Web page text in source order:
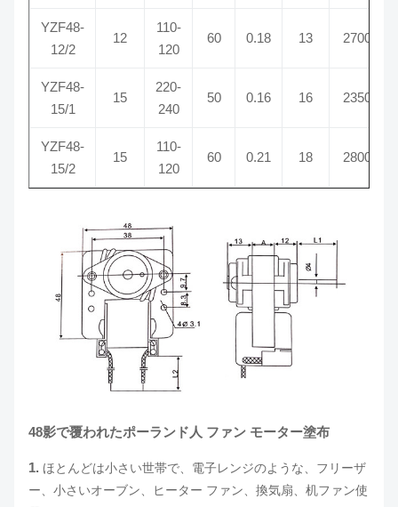
YZF48-
12/2
12
110-
120
60 0.18 13 2700
YZF48-
15/1
15
220-
240
50 0.16 16 2350
YZF48-
15/2
15
110-
120
60 0.21 18 2800
48影で覆われたポーランド人 ファン モーター塗布
1. ほとんどは小さい世帯で、電子レンジのような、フリーザ
ー、小さいオーブン、ヒーター ファン、換気扇、机ファン使